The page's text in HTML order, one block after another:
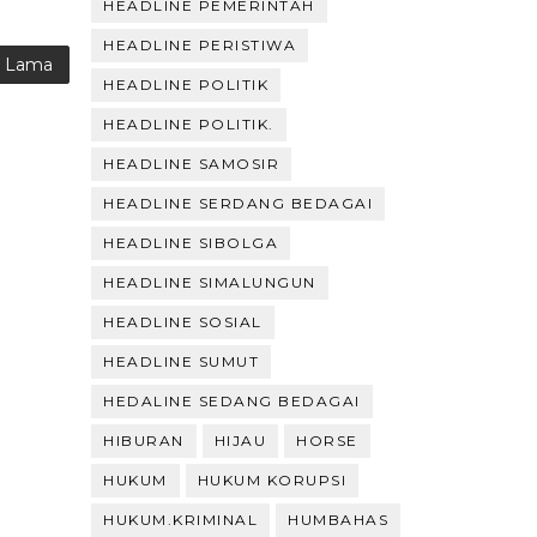
Lama
HEADLINE PEMERINTAH
HEADLINE PERISTIWA
HEADLINE POLITIK
HEADLINE POLITIK.
HEADLINE SAMOSIR
HEADLINE SERDANG BEDAGAI
HEADLINE SIBOLGA
HEADLINE SIMALUNGUN
HEADLINE SOSIAL
HEADLINE SUMUT
HEDALINE SEDANG BEDAGAI
HIBURAN HIJAU HORSE
HUKUM HUKUM KORUPSI
HUKUM.KRIMINAL HUMBAHAS